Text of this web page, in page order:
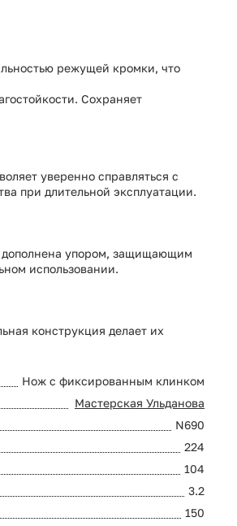
режущей кромки, что
Сохраняет
уверенно справляться с
при длительной эксплуатации.
дополнена упором, защищающим
использовании.
конструкция делает их
Нож с фиксированным клинком
Мастерская Ульданова
N690
224
104
3.2
150